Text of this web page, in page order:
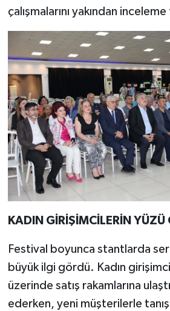
çalışmalarını yakından
KADIN GİRİŞİMCİLERİN YÜZÜ
Festival boyunca stantlarda
büyük ilgi gördü. Kadın
üzerinde satış rakamlarına
ederken, yeni müşterilerle